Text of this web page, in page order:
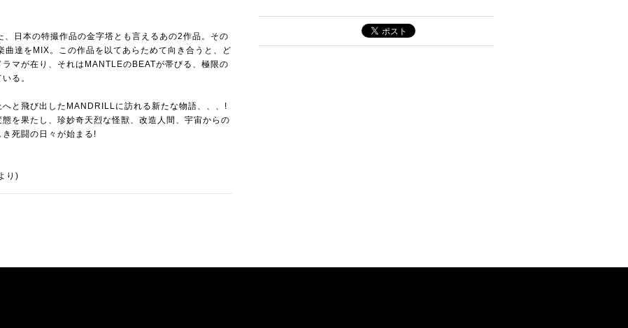
日本の特撮作品の金字塔とも言えるあの2作品。その
達をMIX。この作品を以てあらためて向き合うと、ど
マが在り、それはMANTLEのBEATが帯びる、極限の
る。
と飛び出したMANDRILLに訪れる新たな物語、、、!
を果たし、珍妙奇天烈な怪獣、改造人間、宇宙からの
死闘の日々が始まる!
り)